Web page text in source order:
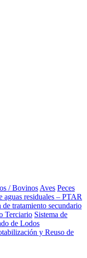
/ Bovinos Aves Peces
aguas residuales – PTAR
de tratamiento secundario
Terciario Sistema de
de Lodos
y Reuso de